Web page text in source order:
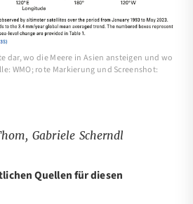
dar, wo die Meere in Asien ansteigen und wo
WMO; rote Markierung und Screenshot:
Gabriele Scherndl
Quellen für diesen